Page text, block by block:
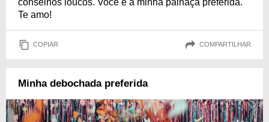
Te amo!
COPIAR COMPARTILHAR
Minha debochada preferida